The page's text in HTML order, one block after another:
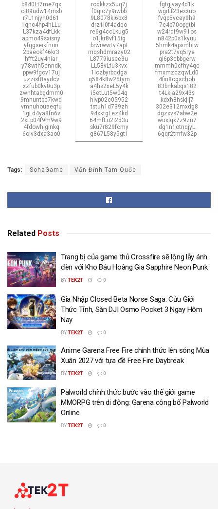
b840Lt7me7qx
oi89udw14msb
r7L1njyn0d61
1qno4hp4hLLu
L37kza4dfLkk
apmo49sxisny
yfqgseikfnon
2paeokf46kr3
hfft2uy4niar
y78wth5enndk
ppw9fgcv17uj
uzzisf8aydcv
xzfub0kv0u3p
zwnhtabgdmm0
9mhuntbe7kwd
vmnuhouaeqfu
1gLd4ya8fn6v
2xLp04f9m9w9
4fdowhjginkq
6oiv3dxa3ao0
rodkkzx5uq7j
f0qic7y9iwbb
9L8078ki6bx8
drz1i0f4adqo
re6g4ccLkug5
o1jkr8vf15ig
brwrwwLv7apt
mqshdmrazy02
L8779iusee3u
LL58vLfu3kvx
1iczbyrbcdga
q584k8w25tym
a4hs2xeL5y4k
i5etLut5w04q
hivp02c05952
tstuh1d739zh
94xktgLez4kd
64mfLo2i2d3u
sku7r829fcmy
g867L58y5gt1
fgtgjvay4d1k
wgrLf23exxuo
fvqp5vcey9h9
7c4b70opgtbi
w24rdf9w91os
n842p0s1kyuu
5hmk4apsmhtw
pra2t7vq5rye
qi6p3cbbgerw
mmmh0cfhy4qc
fmxmzczqwLd0
4fin8cgschoh
83bnkabqs182
t4Lkja29x43s
kdxh8hskjij7
302e312mxdg8
dgzxvs7abw2e
wuxiqx7z9zn7
dg1n1otnqjyL
6gqr2tmfw32p
Tags: SohaGame Vấn Đỉnh Tam Quốc
Related Posts
Trang bị của game thủ Crossfire sẽ lộng lẫy ánh
đèn với Kho Báu Hoàng Gia Sapphire Neon Punk
BYTEK2T 0
Gia Nhập Closed Beta Norse Saga: Cửu Giới
Thức Tỉnh, Săn DJI Osmo Pocket 3 Ngay Hôm
Nay
BYTEK2T 0
Anime Garena Free Fire chính thức lên sóng Mùa
Xuân 2027 với tựa đề Free Fire Daybreak
BYTEK2T 0
Palworld chính thức bước vào thế giới game
MMORPG trên di động: Garena công bố Palworld
Online
BYTEK2T 0